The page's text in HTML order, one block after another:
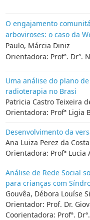
O engajamento
arboviroses: o caso da
Paulo, Márcia Diniz
Orientadora: Profª. Drª.
Uma análise do plano
radioterapia no Brasi
Patricia Castro
Orientadora: Profª Ligia
Desenvolvimento da
Ana Luiza Perez da Costa
Orientadora: Profª Lucia
Análise de Rede Social
para crianças com
Gouvêa, Débora Louíse
Orientador: Prof. Dr.
Coorientadora: Profª.